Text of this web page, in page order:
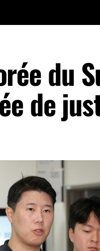
du
de